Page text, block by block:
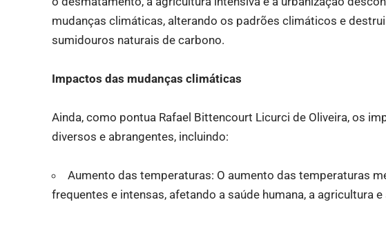
mudanças climáticas, alterando os padrões climáticos e
sumidouros naturais de carbono.
Impactos das mudanças climáticas
Ainda, como pontua Rafael Bittencourt Licurci de Oliveira, os
diversos e abrangentes, incluindo:
Aumento das temperaturas: O aumento das temperaturas
frequentes e intensas, afetando a saúde humana, a agricultura